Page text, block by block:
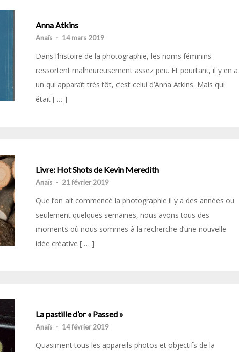
Anna Atkins
Anaïs - 14 mars 2019
Dans l’histoire de la photographie, les noms féminins
ressortent malheureusement assez peu. Et pourtant, il y en a
un qui apparaît très tôt, c’est celui d’Anna Atkins. Mais qui
était [ … ]
Livre: Hot Shots de Kevin Meredith
Anaïs - 21 février 2019
Que l’on ait commencé la photographie il y a des années ou
seulement quelques semaines, nous avons tous des
moments où nous sommes à la recherche d’une nouvelle
idée créative [ … ]
La pastille d’or « Passed »
Anaïs - 14 février 2019
Quasiment tous les appareils photos et objectifs de la